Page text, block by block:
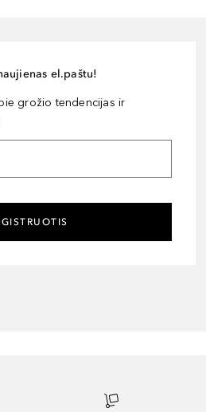
el.paštu!
grožio tendencijas ir